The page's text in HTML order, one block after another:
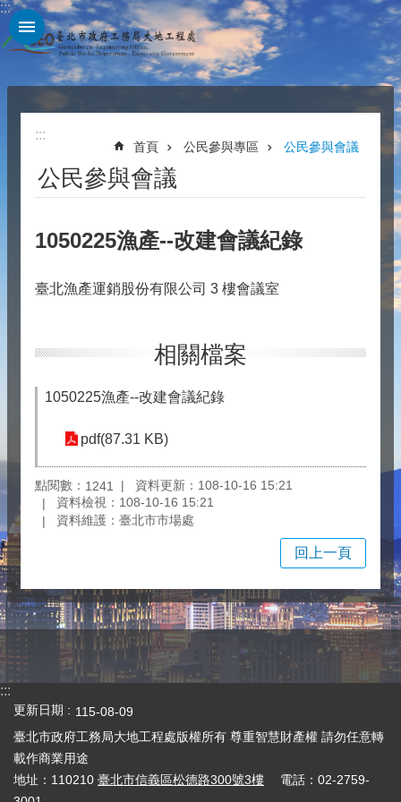
跳到主要內容區塊
:::
:::
首頁 公民參與專區 公民參與會議
公民參與會議
1050225漁產--改建會議紀錄
臺北漁產運銷股份有限公司 3 樓會議室
相關檔案
1050225漁產--改建會議紀錄
pdf(87.31 KB)
點閱數： 1241
資料更新：108-10-16 15:21
資料檢視：108-10-16 15:21
資料維護：臺北市市場處
回上一頁
:::
更新日期
115-08-09
臺北市政府工務局大地工程處版權所有 尊重智慧財產權 請勿任意轉
載作商業用途
地址：110210 臺北市信義區松德路300號3樓 電話：02-2759-